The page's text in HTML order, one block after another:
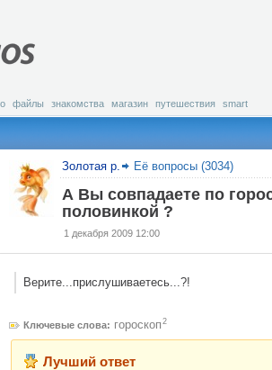
файлы знакомства магазин путешествия smart
Золотая р. Её вопросы (3034)
А Вы совпадаете по
половинкой ?
1 декабря 2009 12:00
Верите...прислушиваетесь...?!
Ключевые слова: гороскоп 2
Лучший ответ